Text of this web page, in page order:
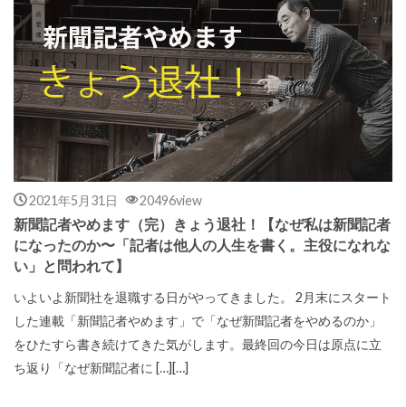
2021年5月31日 20496view
新聞記者やめます（完）きょう退社！【なぜ私は新聞記者
になったのか〜「記者は他人の人生を書く。主役になれな
い」と問われて】
いよいよ新聞社を退職する日がやってきました。 2月末にスタート
した連載「新聞記者やめます」で「なぜ新聞記者をやめるのか」
をひたすら書き続けてきた気がします。最終回の今日は原点に立
ち返り「なぜ新聞記者に […][…]